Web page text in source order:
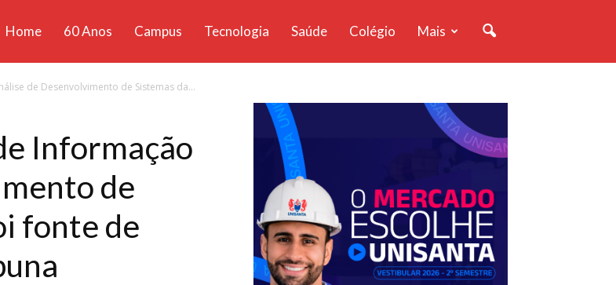
Home 60 Anos Campus Tecnologia Saúde Colégio Mais
de Desenvolvimento de Sistemas da...
Informação
de
fonte de